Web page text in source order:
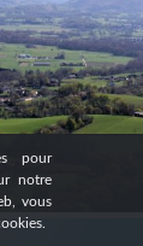
pour
notre
vous